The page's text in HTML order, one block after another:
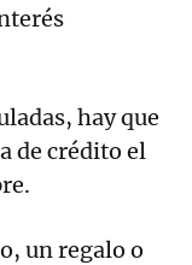
hay que
de crédito el
un regalo o